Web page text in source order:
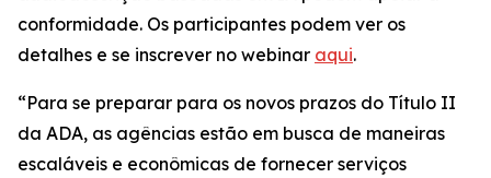
conformidade. Os participantes podem ver os
detalhes e se inscrever no webinar aqui.
“Para se preparar para os novos prazos do Título II
da ADA, as agências estão em busca de maneiras
escaláveis e econômicas de fornecer serviços